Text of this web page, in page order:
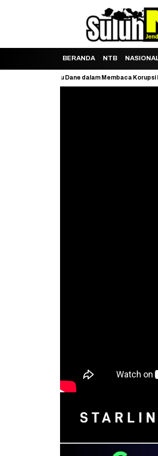
BERANDA NTB
Mitos Guru Dane dalam Membaca Korupsi Lombok